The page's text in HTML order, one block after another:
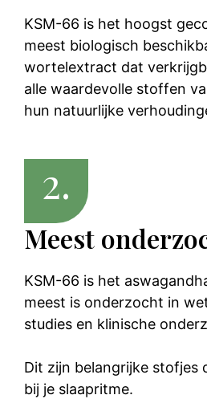
KSM-66 is het hoogst
meest biologisch
wortelextract dat
alle waardevolle stoffen
hun natuurlijke
2.
Meest
KSM-66 is het
meest is onderzocht in
studies en klinische
Dit zijn belangrijke stofjes
bij je slaapritme.